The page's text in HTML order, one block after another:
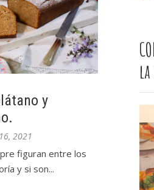
y
2021
figuran entre los
y si son...